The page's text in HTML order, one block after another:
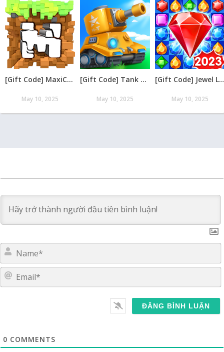
[Gift Code] MaxiCraft Adventure Time mới nhất 08/2026
May 10, 2025
[Gift Code] Tank Raid: Epic Tank War Games mới nhất 08/2026
May 10, 2025
[Gift Code] Jewel Legend – Xếp
May 10, 2025
0 COMMENTS